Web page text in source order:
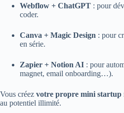
Webflow + ChatGPT : pour
coder.
Canva + Magic Design : pour
en série.
Zapier + Notion AI : pour
magnet, email onboarding…).
Vous créez votre propre mini startup
au potentiel illimité.